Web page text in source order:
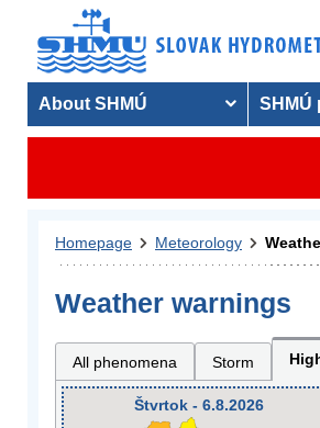
About SHMÚ SHMÚ
Homepage Meteorology
Weather warnings
All phenomena Storm
Štvrtok - 6.8.2026